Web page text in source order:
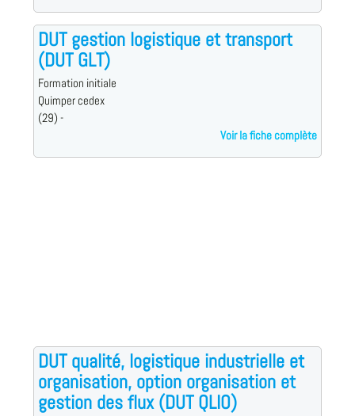
DUT gestion logistique et transport
(DUT GLT)
Formation initiale
Quimper cedex
(29) -
Voir la fiche complète
DUT qualité, logistique industrielle et
organisation, option organisation et
gestion des flux (DUT QLIO)